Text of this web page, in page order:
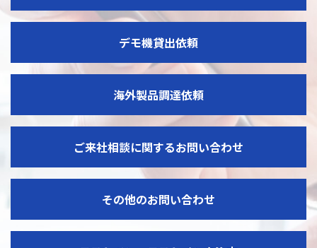
デモ機貸出依頼
海外製品調達依頼
ご来社相談に関するお問い合わせ
その他のお問い合わせ